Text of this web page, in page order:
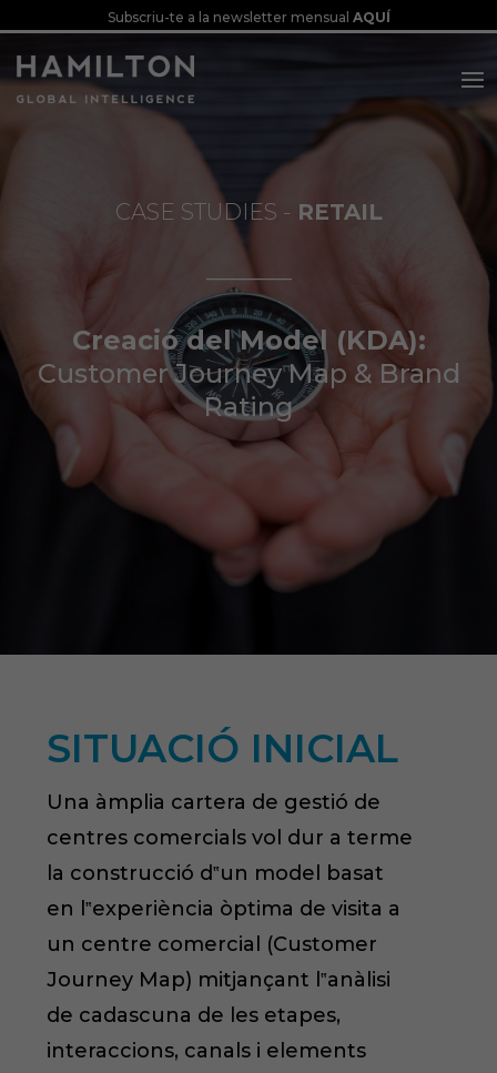
Subscriu-te a la newsletter mensual AQUÍ
RETAIL
Creació del Model (KDA):
Customer Journey Map & Brand
Rating
SITUACIÓ INICIAL
Una àmplia cartera de gestió de
centres comercials vol dur a terme
la construcció d‟un model basat
en l‟experiència òptima de visita a
un centre comercial (Customer
Journey Map) mitjançant l‟anàlisi
de cadascuna de les etapes,
interaccions, canals i elements